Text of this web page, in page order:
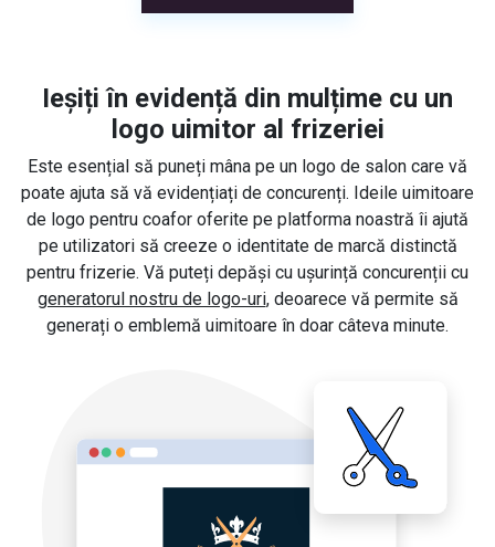
Ieșiți în evidență din mulțime cu un
logo uimitor al frizeriei
Este esențial să puneți mâna pe un logo de salon care vă
poate ajuta să vă evidențiați de concurenți. Ideile uimitoare
de logo pentru coafor oferite pe platforma noastră îi ajută
pe utilizatori să creeze o identitate de marcă distinctă
pentru frizerie. Vă puteți depăși cu ușurință concurenții cu
generatorul nostru de logo-uri, deoarece vă permite să
generați o emblemă uimitoare în doar câteva minute.